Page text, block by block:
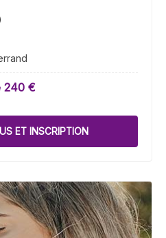
240 €
ET INSCRIPTION